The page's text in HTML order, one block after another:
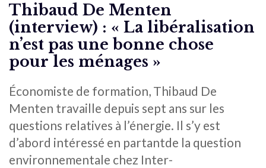
Thibaud De Menten
(interview) : « La libéralisation
n’est pas une bonne chose
pour les ménages »
Économiste de formation, Thibaud De
Menten travaille depuis sept ans sur les
questions relatives à l’énergie. Il s’y est
d’abord intéressé en partantde la question
environnementale chez Inter-